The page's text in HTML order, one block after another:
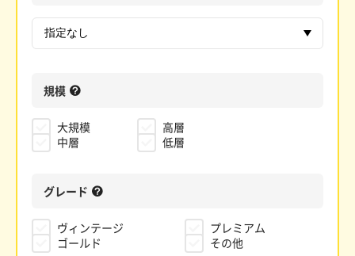
規模
大規模
高層
中層
低層
グレード
ヴィンテージ
プレミアム
ゴールド
その他